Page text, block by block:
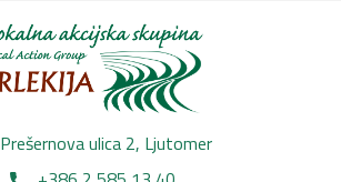
Prešernova ulica 2, Lj​utomer